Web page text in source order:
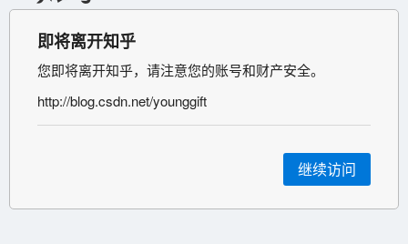
即将离开知乎
您即将离开知乎，请注意您的账号和财产安全。
http://blog.csdn.net/younggift
继续访问